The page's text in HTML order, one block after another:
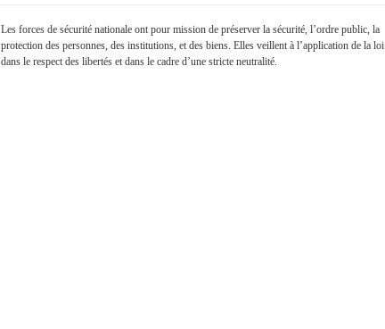
Les forces de sécurité nationale ont pour mission de préserver la sécurité, l’ordre public, la
protection des personnes, des institutions, et des biens. Elles veillent à l’application de la loi
dans le respect des libertés et dans le cadre d’une stricte neutralité.